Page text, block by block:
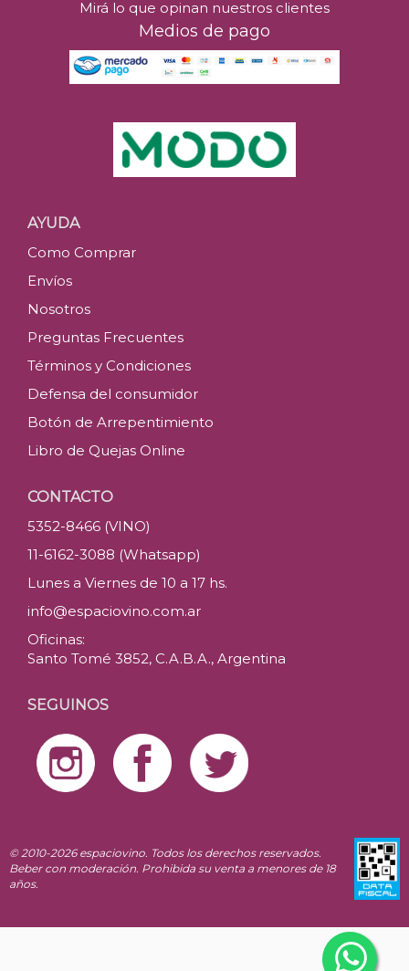
Mirá lo que opinan nuestros clientes
Medios de pago
AYUDA
Como Comprar
Envíos
Nosotros
Preguntas Frecuentes
Términos y Condiciones
Defensa del consumidor
Botón de Arrepentimiento
Libro de Quejas Online
CONTACTO
5352-8466 (VINO)
11-6162-3088 (Whatsapp)
Lunes a Viernes de 10 a 17 hs.
info@espaciovino.com.ar
Oficinas:
Santo Tomé 3852, C.A.B.A., Argentina
SEGUINOS
© 2010-2026 espaciovino. Todos los derechos reservados.
Beber con moderación. Prohibida su venta a menores de 18
años.